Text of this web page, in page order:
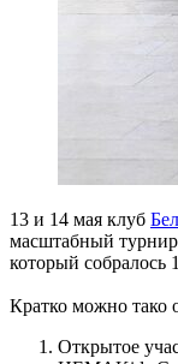
13 и 14 мая клуб
масштабный турнир
который собралось
Кратко можно тако
Открытое